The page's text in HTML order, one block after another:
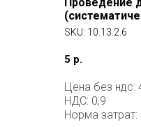
SKU: 10.13.2.6
5 р.
Цена без ндс:
НДС: 0,9
Норма затрат: